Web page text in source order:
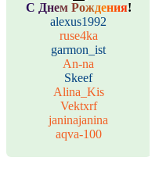
С Днем Рождения!
alexus1992
ruse4ka
garmon_ist
An-na
Skeef
Alina_Kis
Vektxrf
janinajanina
aqva-100